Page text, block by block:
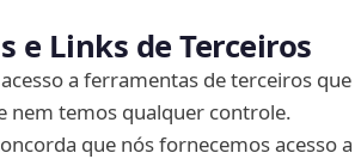
e Links de Terceiros
a ferramentas de terceiros que
nem temos qualquer controle.
que nós fornecemos acesso a